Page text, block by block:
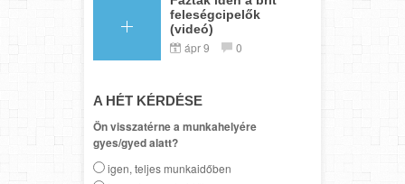
feleségcipelők
(videó)
ápr 9 0
A HÉT KÉRDÉSE
Ön visszatérne a munkahelyére
gyes/gyed alatt?
igen, teljes munkaidőben